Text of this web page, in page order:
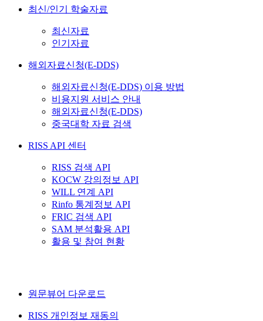
최신/인기 학술자료
최신자료
인기자료
해외자료신청(E-DDS)
해외자료신청(E-DDS) 이용 방법
비용지원 서비스 안내
해외자료신청(E-DDS)
중국대학 자료 검색
RISS API 센터
RISS 검색 API
KOCW 강의정보 API
WILL 연계 API
Rinfo 통계정보 API
FRIC 검색 API
SAM 분석활용 API
활용 및 참여 현황
원문뷰어 다운로드
RISS 개인정보 재동의